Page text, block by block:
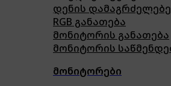
დენის
RGB განათება
მონიტორის განათება
მონიტორის
მონიტორები